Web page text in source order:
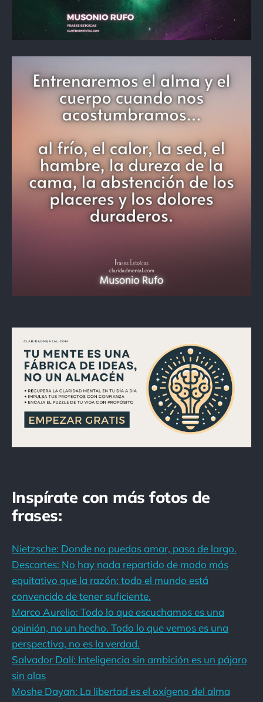
Inspírate con más fotos de
frases:
Nietzsche: Donde no puedas amar, pasa de largo.
Descartes: No hay nada repartido de modo más
equitativo que la razón: todo el mundo está
convencido de tener suficiente.
Marco Aurelio: Todo lo que escuchamos es una
opinión, no un hecho. Todo lo que vemos es una
perspectiva, no es la verdad.
Salvador Dalí: Inteligencia sin ambición es un pájaro
sin alas
Moshe Dayan: La libertad es el oxígeno del alma